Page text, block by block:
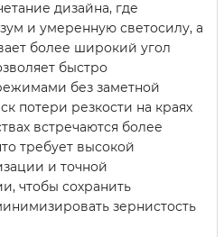
дизайна, где
и умеренную светосилу, а
более широкий угол
быстро
без заметной
потери резкости на краях
встречаются более
требует высокой
и точной
чтобы сохранить
зернистость